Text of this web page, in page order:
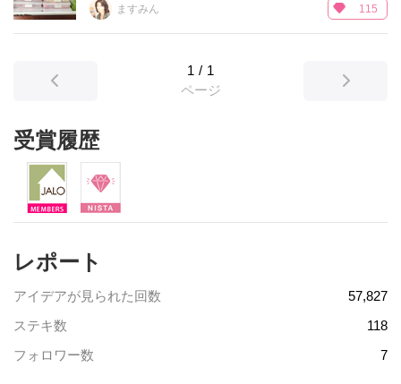
ますみん 115
1 / 1
ページ
受賞履歴
レポート
アイデアが見られた回数
57,827
ステキ数
118
フォロワー数
7